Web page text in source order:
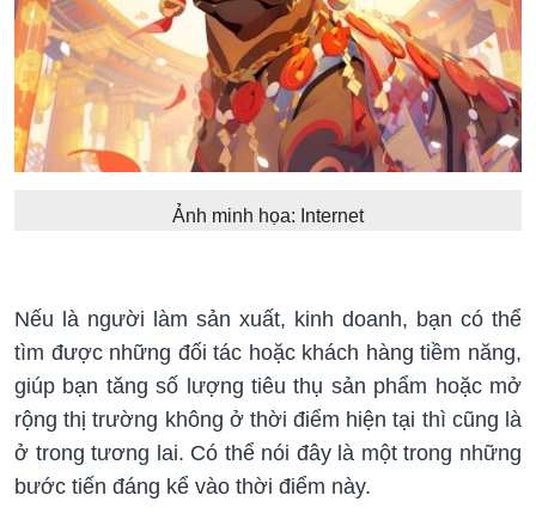
Ảnh minh họa: Internet
Nếu là người làm sản xuất, kinh doanh, bạn có thể
tìm được những đối tác hoặc khách hàng tiềm năng,
giúp bạn tăng số lượng tiêu thụ sản phẩm hoặc mở
rộng thị trường không ở thời điểm hiện tại thì cũng là
ở trong tương lai. Có thể nói đây là một trong những
bước tiến đáng kể vào thời điểm này.